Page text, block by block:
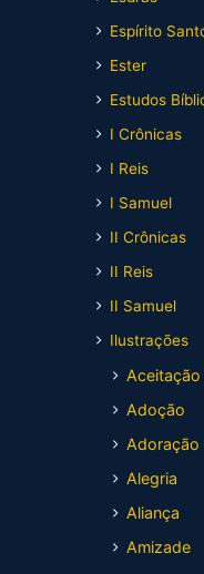
Espírito
Ester
Estudos
I Crônicas
I Reis
I Samuel
II Crônicas
II Reis
II Samuel
Ilustrações
Aceitação
Adoção
Adoração
Alegria
Aliança
Amizade